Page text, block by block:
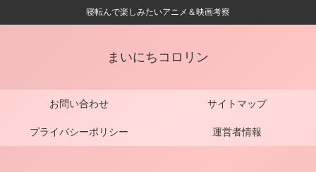
寝転んで楽しみたいアニメ＆映画考察
まいにちコロリン
お問い合わせ サイトマップ
プライバシーポリシー 運営者情報